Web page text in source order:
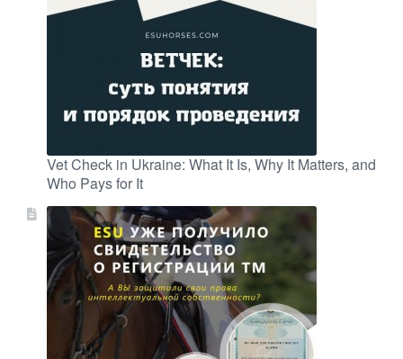
Vet Check in Ukraine: What It Is, Why It Matters, and
Who Pays for It